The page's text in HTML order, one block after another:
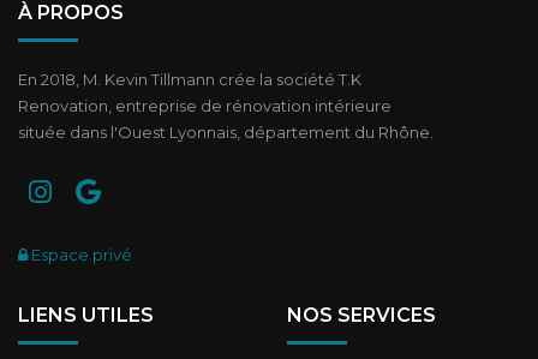
À PROPOS
En 2018, M. Kevin Tillmann crée la société T.K
Renovation, entreprise de rénovation intérieure
située dans l'Ouest Lyonnais, département du Rhône.
Espace privé
LIENS UTILES NOS SERVICES